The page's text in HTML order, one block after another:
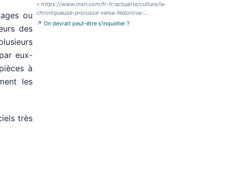
ou
des
eux-
à
les
très
« https://www.msn.com/fr-fr/actualite/culture/la-
chroniqueuse-prorusse-xenia-fedorova-
vis%C3%A9e-en-fr »
↗ On devrait peut-être s’inquiéter ?